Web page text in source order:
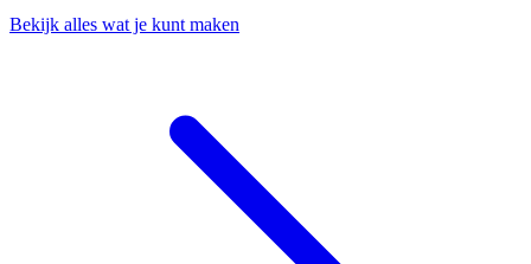
Bekijk alles wat je kunt maken